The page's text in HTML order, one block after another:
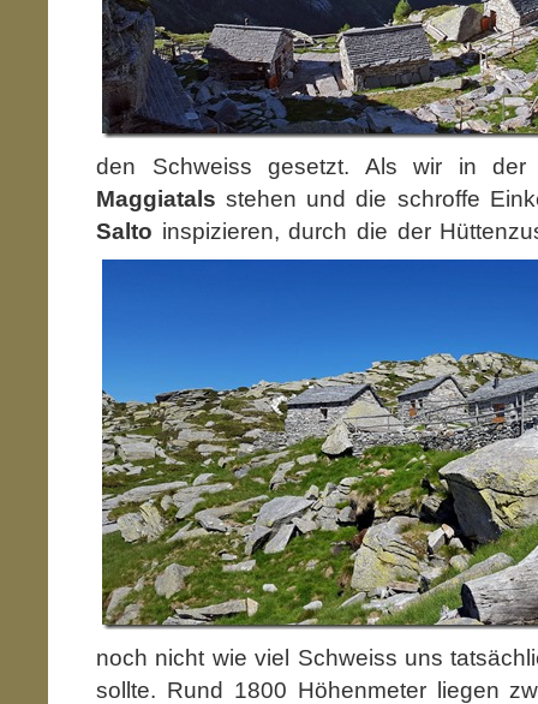
den Schweiss gesetzt. Als wir in der
Maggiatals stehen und die schroffe
Salto inspizieren, durch die der
noch nicht wie viel Schweiss uns
sollte. Rund 1800 Höhenmeter liegen